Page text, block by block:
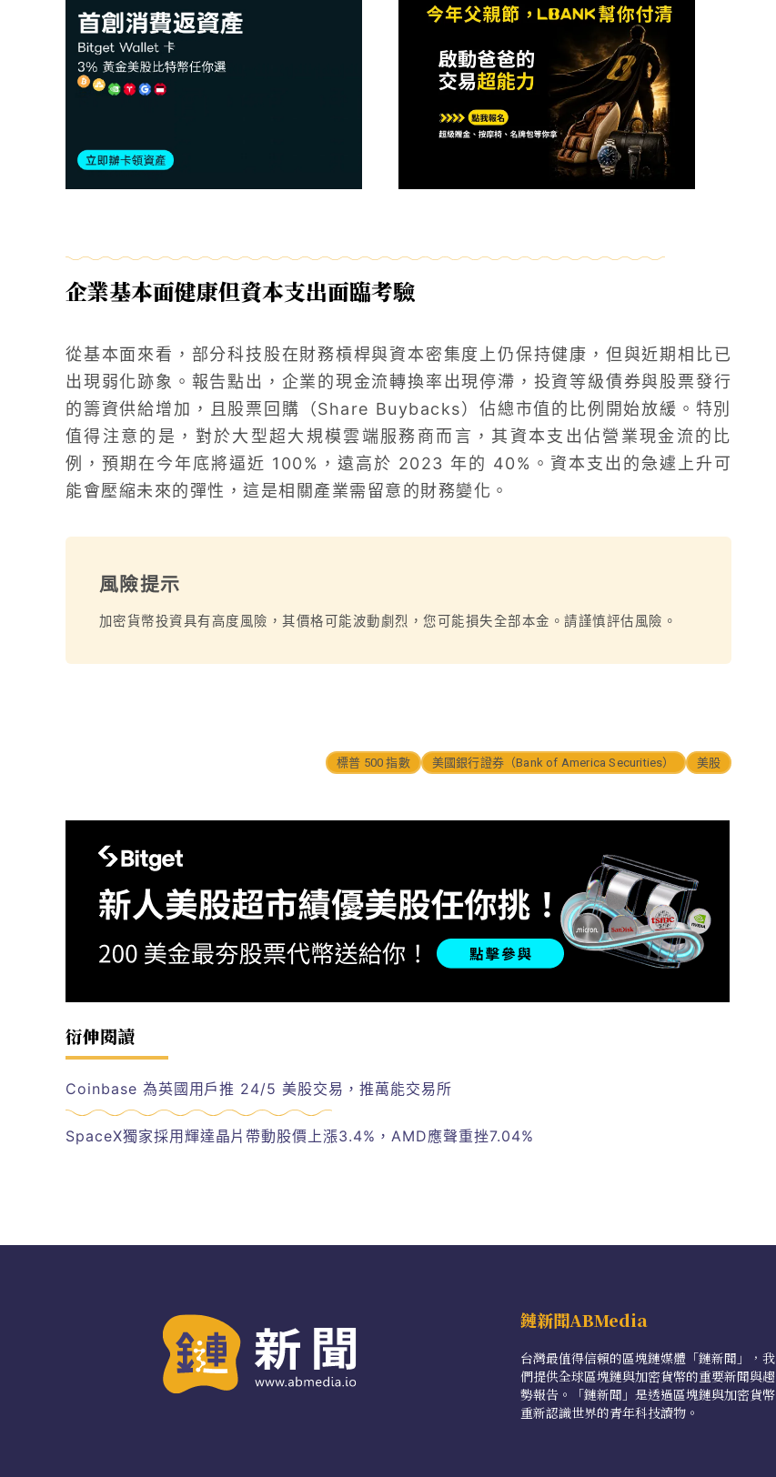
企業基本面健康但資本支出面臨考驗
從基本面來看，部分科技股在財務槓桿與資本密集度上仍保持健康，但與近期相比已
出現弱化跡象。報告點出，企業的現金流轉換率出現停滯，投資等級債券與股票發行
的籌資供給增加，且股票回購（Share Buybacks）佔總市值的比例開始放緩。特別
值得注意的是，對於大型超大規模雲端服務商而言，其資本支出佔營業現金流的比
例，預期在今年底將逼近 100%，遠高於 2023 年的 40%。資本支出的急遽上升可
能會壓縮未來的彈性，這是相關產業需留意的財務變化。
風險提示
加密貨幣投資具有高度風險，其價格可能波動劇烈，您可能損失全部本金。請謹慎評估風險。
標普 500 指數 美國銀行證券（Bank of America Securities） 美股
衍伸閱讀
Coinbase 為英國用戶推 24/5 美股交易，推萬能交易所
SpaceX獨家採用輝達晶片帶動股價上漲3.4%，AMD應聲重挫7.04%
鏈新聞ABMedia
台灣最值得信賴的區塊鏈媒體「鏈新聞」，我
們提供全球區塊鏈與加密貨幣的重要新聞與趨
勢報告。「鏈新聞」是透過區塊鏈與加密貨幣
重新認識世界的青年科技讀物。